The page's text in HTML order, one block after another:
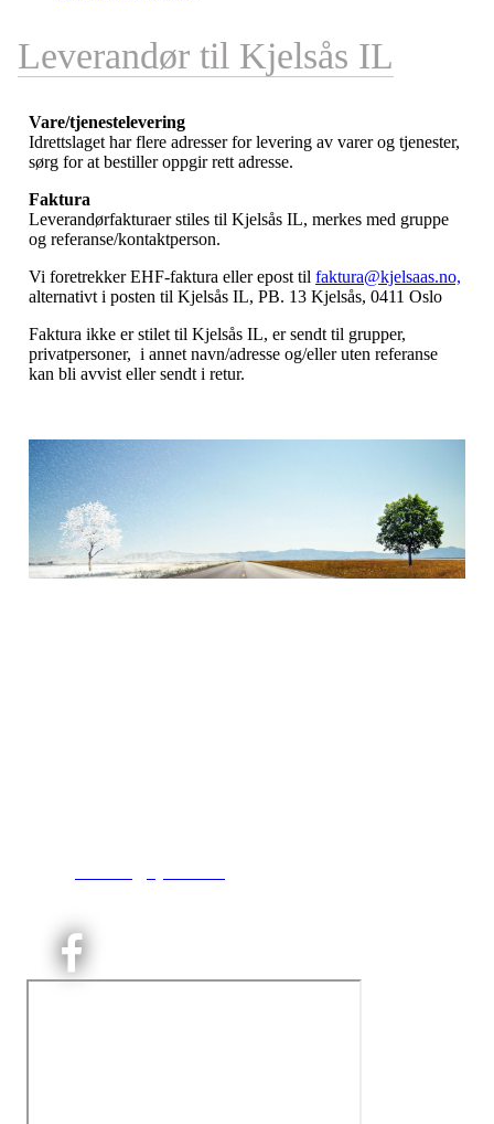
Leverandør til Kjelsås IL
Vare/tjenestelevering
Idrettslaget har flere adresser for levering av varer og tjenester,
sørg for at bestiller oppgir rett adresse.
Faktura
Leverandørfakturaer stiles til Kjelsås IL, merkes med gruppe
og referanse/kontaktperson.
Vi foretrekker EHF-faktura eller epost til faktura@kjelsaas.no,
alternativt i posten til Kjelsås IL, PB. 13 Kjelsås, 0411 Oslo
Faktura ikke er stilet til Kjelsås IL, er sendt til grupper,
privatpersoner, i annet navn/adresse og/eller uten referanse
kan bli avvist eller sendt i retur.